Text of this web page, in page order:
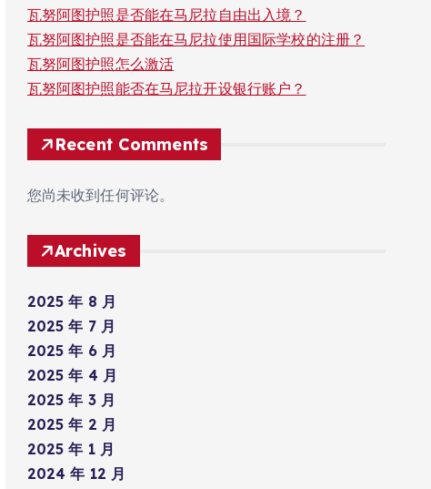
瓦努阿图护照是否能在马尼拉自由出入境？
瓦努阿图护照是否能在马尼拉使用国际学校的注册？
瓦努阿图护照怎么激活
瓦努阿图护照能否在马尼拉开设银行账户？
Recent Comments
您尚未收到任何评论。
Archives
2025 年 8 月
2025 年 7 月
2025 年 6 月
2025 年 4 月
2025 年 3 月
2025 年 2 月
2025 年 1 月
2024 年 12 月